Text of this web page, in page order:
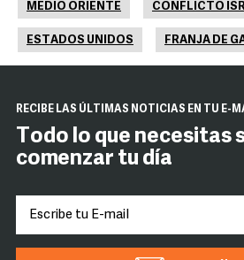
MEDIO ORIENTE CONFLICTO
ESTADOS UNIDOS FRANJA DE
RECIBE LAS ÚLTIMAS NOTICIAS EN TU E-
Todo lo que necesitas
comenzar tu día